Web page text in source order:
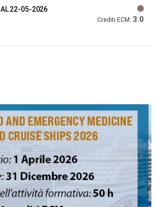
AL 22-05-2026
Crediti ECM: 3.0